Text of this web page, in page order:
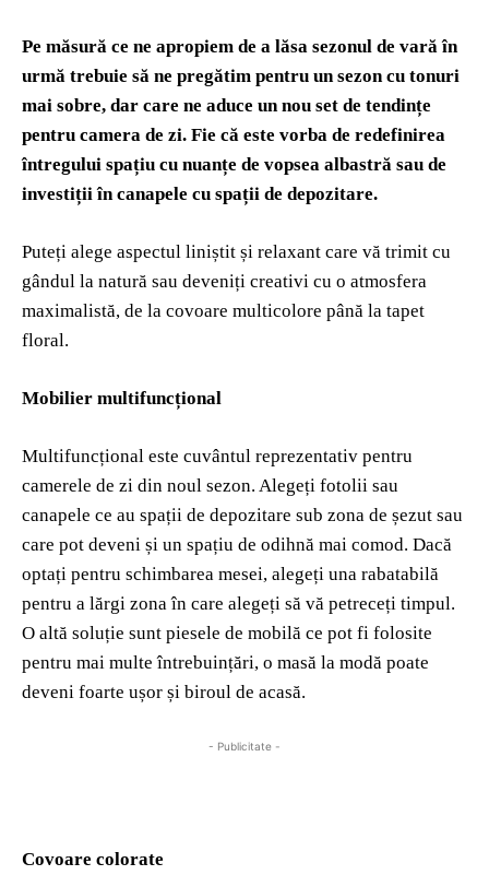
Pe măsură ce ne apropiem de a lăsa sezonul de vară în
urmă trebuie să ne pregătim pentru un sezon cu tonuri
mai sobre, dar care ne aduce un nou set de tendințe
pentru camera de zi. Fie că este vorba de redefinirea
întregului spațiu cu nuanțe de vopsea albastră sau de
investiții în canapele cu spații de depozitare.
Puteți alege aspectul liniștit și relaxant care vă trimit cu
gândul la natură sau deveniți creativi cu o atmosfera
maximalistă, de la covoare multicolore până la tapet
floral.
Mobilier multifuncțional
Multifuncțional este cuvântul reprezentativ pentru
camerele de zi din noul sezon. Alegeți fotolii sau
canapele ce au spații de depozitare sub zona de șezut sau
care pot deveni și un spațiu de odihnă mai comod. Dacă
optați pentru schimbarea mesei, alegeți una rabatabilă
pentru a lărgi zona în care alegeți să vă petreceți timpul.
O altă soluție sunt piesele de mobilă ce pot fi folosite
pentru mai multe întrebuințări, o masă la modă poate
deveni foarte ușor și biroul de acasă.
- Publicitate -
Covoare colorate